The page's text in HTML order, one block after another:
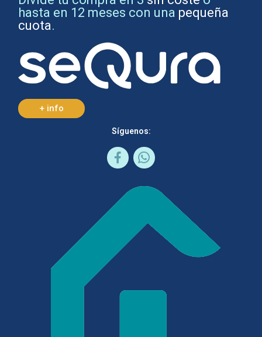
hasta en 12 meses con una pequeña
cuota.
+ info
Síguenos: